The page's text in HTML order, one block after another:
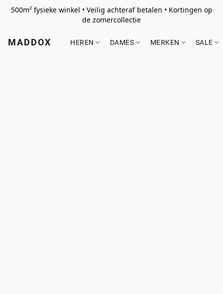
500m² fysieke winkel • Veilig achteraf betalen • Kortingen op
de zomercollectie
MADDOX HEREN DAMES MERKEN SALE